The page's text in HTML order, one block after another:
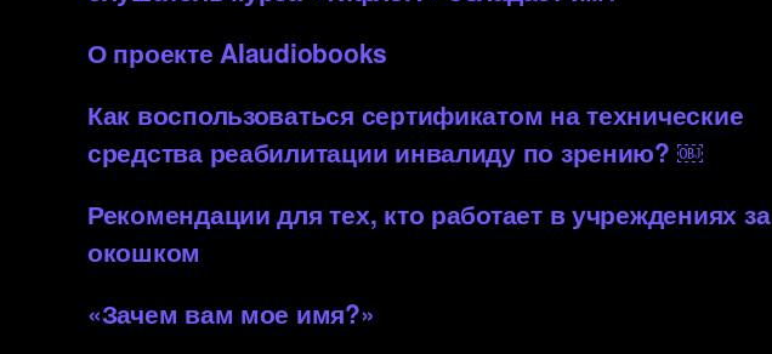
О проекте AIaudiobooks
Как воспользоваться сертификатом на технические
средства реабилитации инвалиду по зрению? ￼
Рекомендации для тех, кто работает в учреждениях за
окошком
«Зачем вам мое имя?»